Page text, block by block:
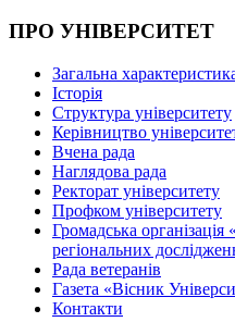
ПРО УНІВЕРСИТЕТ
Загальна
Історія
Структура університету
Керівництво
Вчена рада
Наглядова рада
Ректорат університету
Профком університету
Громадська
регіональних
Рада ветеранів
Газета «Вісник
Контакти